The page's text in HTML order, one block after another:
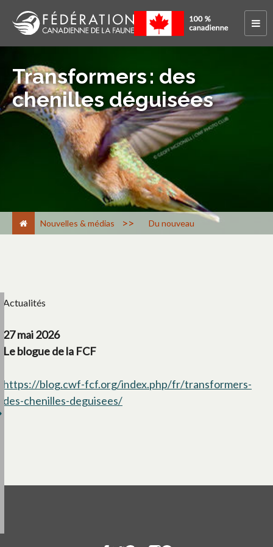
Transformers : des
chenilles déguisées
Nouvelles & médias > Du nouveau
Actualités
27 mai 2026
Le blogue de la FCF
https://blog.cwf-fcf.org/index.php/fr/transformers-
des-chenilles-deguisees/